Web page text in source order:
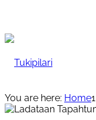
You are here: Home1